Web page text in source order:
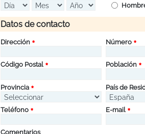
Datos de contacto
Dirección Número
Código Postal Población
Provincia País de
Teléfono E-mail
Comentarios